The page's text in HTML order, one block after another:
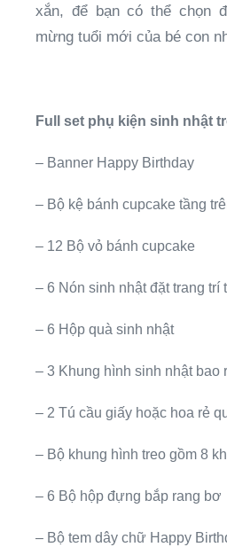
xắn, để bạn có thể chọn
mừng tuổi mới của bé con
Full set phụ kiện sinh nhật
– Banner Happy Birthday
– Bộ kệ bánh cupcake tầng
– 12 Bộ vỏ bánh cupcake
– 6 Nón sinh nhật đặt trang trí
– 6 Hộp quà sinh nhật
– 3 Khung hình sinh nhật bao
– 2 Tú cầu giấy hoặc hoa rẻ
– Bộ khung hình treo gồm 8
– 6 Bộ hộp đựng bắp rang bơ
– Bộ tem dây chữ Happy